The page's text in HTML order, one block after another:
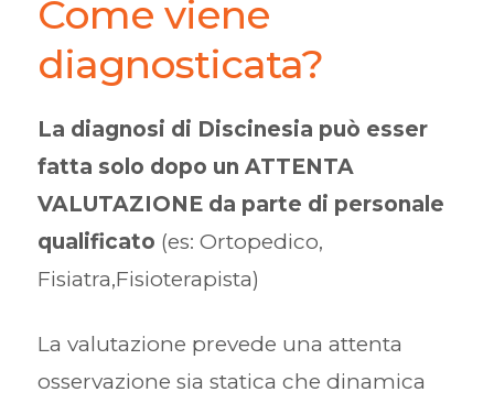
Come viene
diagnosticata?
La diagnosi di Discinesia può esser
fatta solo dopo un ATTENTA
VALUTAZIONE da parte di personale
qualificato (es: Ortopedico,
Fisiatra,Fisioterapista)
La valutazione prevede una attenta
osservazione sia statica che dinamica